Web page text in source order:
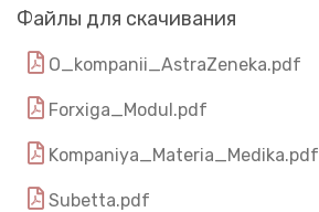
Файлы для скачивания
O_kompanii_AstraZeneka.pdf
Forxiga_Modul.pdf
Kompaniya_Materia_Medika.pdf
Subetta.pdf